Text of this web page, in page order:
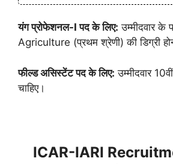
यंग प्रोफेशनल-I पद के लिए: उम्मीदवार के
Agriculture (प्रथम श्रेणी) की डिग्री
फील्ड असिस्टेंट पद के लिए: उम्मीदवार 10वीं
चाहिए।
ICAR-IARI